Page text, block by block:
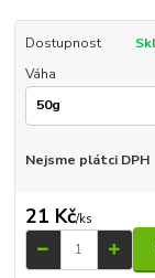
Dostupnost
Váha
Nejsme plátci DPH
21 Kč/ks